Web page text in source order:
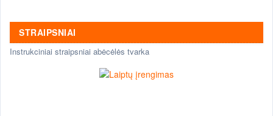
STRAIPSNIAI
Instrukciniai straipsniai abėcėlės tvarka